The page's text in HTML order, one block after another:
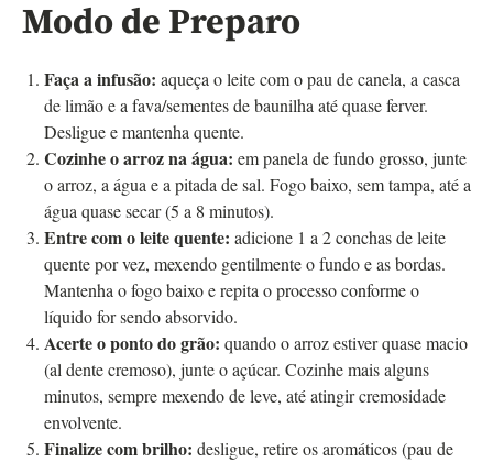
Modo de Preparo
Faça a infusão: aqueça o leite com o pau de canela, a casca
de limão e a fava/sementes de baunilha até quase ferver.
Desligue e mantenha quente.
Cozinhe o arroz na água: em panela de fundo grosso, junte
o arroz, a água e a pitada de sal. Fogo baixo, sem tampa, até a
água quase secar (5 a 8 minutos).
Entre com o leite quente: adicione 1 a 2 conchas de leite
quente por vez, mexendo gentilmente o fundo e as bordas.
Mantenha o fogo baixo e repita o processo conforme o
líquido for sendo absorvido.
Acerte o ponto do grão: quando o arroz estiver quase macio
(al dente cremoso), junte o açúcar. Cozinhe mais alguns
minutos, sempre mexendo de leve, até atingir cremosidade
envolvente.
Finalize com brilho: desligue, retire os aromáticos (pau de